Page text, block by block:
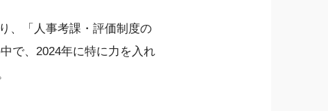
、「人事考課・評価制度の
で、2024年に特に力を入れ